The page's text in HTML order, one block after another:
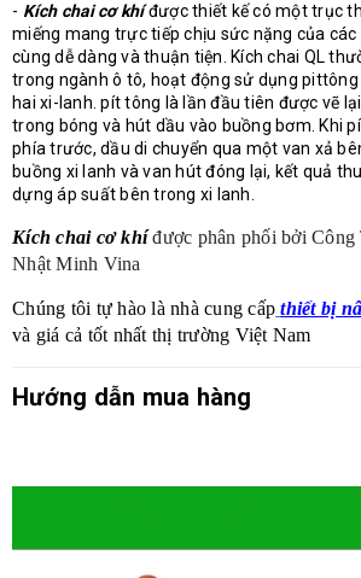
- Kích chai cơ khíđược thiết kế có một trục
miếng mang trực tiếp chịu sức nặng của
cùng dễ dàng và thuận tiện. Kích chai QL
trong ngành ô tô, hoạt động sử dụng
hai xi-lanh. pít tông là lần đầu tiên được vẽ
trong bóng và hút dầu vào buồng bơm. Khi
phía trước, dầu di chuyển qua một van xả
buồng xi lanh và van hút đóng lại, kết quả
dựng áp suất bên trong xi lanh.
Kích chai cơ khí được phân phối bởi
Nhật Minh Vina
Chúng tôi tự hào là nhà cung cấp thiết bị
và giá cả tốt nhất thị trường Việt Nam
Hướng dẫn mua hàng